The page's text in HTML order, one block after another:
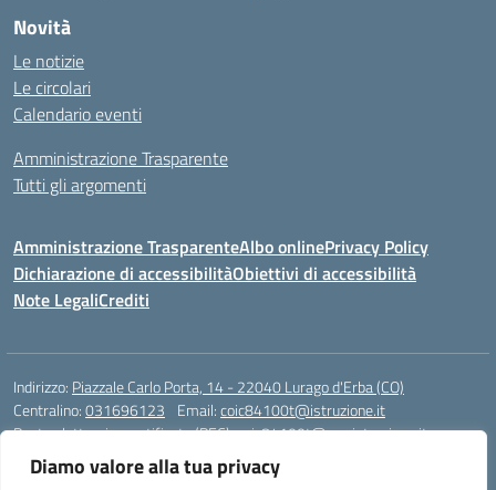
Diamo valore alla tua privacy
Novità
Le notizie
Le circolari
Calendario eventi
Amministrazione Trasparente
Tutti gli argomenti
Amministrazione TrasparenteAlbo onlinePrivacy Policy
Dichiarazione di accessibilitàObiettivi di accessibilità
Note LegaliCrediti
Indirizzo: Piazzale Carlo Porta, 14 - 22040 Lurago d'Erba (CO)
Centralino:031696123 Email:coic84100t@istruzione.it
Posta elettronica certificata (PEC):coic84100t@pec.istruzione.it
Codice fiscale: 82002040135